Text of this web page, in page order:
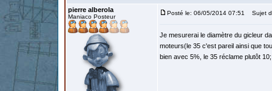
pierre alberola
Maniaco Posteur
Posté le: 06/05/2014 07:51 Sujet
Je mesurerai le diamètre du gicleur
moteurs(le 35 c'est pareil ainsi que
bien avec 5%, le 35 réclame plutôt